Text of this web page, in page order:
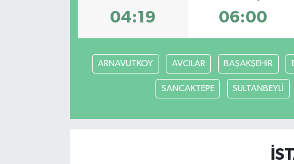
04:19 06:00
ARNAVUTKOY AVCILAR BAŞAKŞEHİR
SANCAKTEPE SULTANBEYLİ